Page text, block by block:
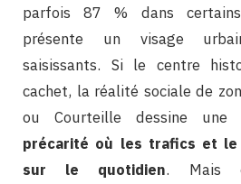
parfois 87 % dans
présente un visage
saisissants. Si le centre
cachet, la réalité sociale de
ou Courteille dessine une
précarité où les trafics et le
sur le quotidien. Mais